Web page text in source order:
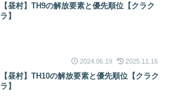
【昼村】TH9の解放要素と優先順位【クラク
ラ】
2024.06.19 2025.11.16
【昼村】TH10の解放要素と優先順位【クラク
ラ】